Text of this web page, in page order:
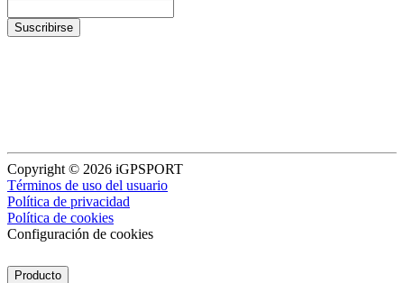
Suscribirse
Copyright © 2026 iGPSPORT
Términos de uso del usuario
Política de privacidad
Política de cookies
Configuración de cookies
Producto